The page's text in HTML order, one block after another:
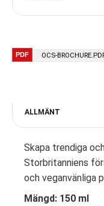
OCS-
ALLMÄNT
Skapa trendiga
Storbritanniens
och veganvänliga
Mängd: 150 ml